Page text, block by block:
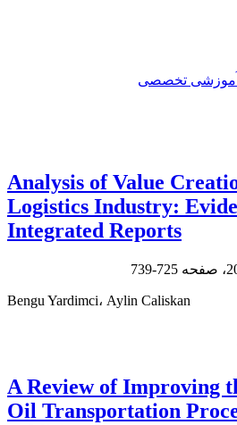
آموزشی تخصصی
Analysis of Value
Logistics Industry:
Integrated Reports
725-739
Bengu Yardimci، Aylin Caliskan
A Review of Improving
Oil Transportation